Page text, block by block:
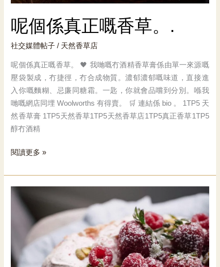
呢個係真正嘅香草。.
社交媒體帖子 / 天然香草店
呢個係真正嘅香草。 🖤 我哋嘅冇酒精香草膏係由單一來源嘅
壓袋製成，冇捷徑，冇合成物質。濃郁濃郁嘅味道，直接進
入你嘅麵糊、忌廉同糖霜。一匙，你就會品嚐到分別。喺我
哋嘅網店同埋 Woolworths 有得賣。 🛒 連結係 bio 。 1TP5 天
然香草膏 1TP5天然香草1TP5天然香草店1TP5真正香草1TP5
醇冇酒精
呢
係
真
閱讀更多 »